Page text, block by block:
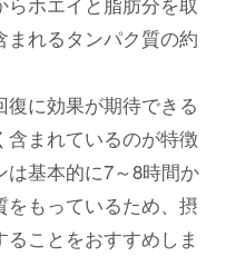
まれるタンパク質の約
に効果が期待できる
含まれているのが特徴
基本的に7～8時間か
もっているため、摂
ことをおすすめしま